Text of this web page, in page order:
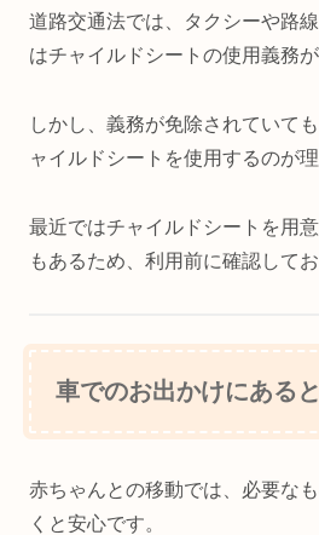
道路交通法では、タクシーや路
はチャイルドシートの使用義務
しかし、義務が免除されていて
ャイルドシートを使用するのが理
最近ではチャイルドシートを用
もあるため、利用前に確認して
車でのお出かけにある
赤ちゃんとの移動では、必要な
くと安心です。